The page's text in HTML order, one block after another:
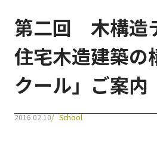
School
定期スクール情報
会員一覧
Joining
第二回 木構造
住宅木造建築の
クール」ご案内
2016.02.10 School